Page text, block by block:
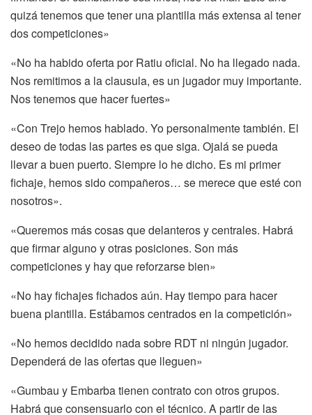
quizá tenemos que tener una plantilla más extensa al tener
dos competiciones»
«No ha habido oferta por Ratiu oficial. No ha llegado nada.
Nos remitimos a la clausula, es un jugador muy importante.
Nos tenemos que hacer fuertes»
«Con Trejo hemos hablado. Yo personalmente también. El
deseo de todas las partes es que siga. Ojalá se pueda
llevar a buen puerto. Siempre lo he dicho. Es mi primer
fichaje, hemos sido compañeros… se merece que esté con
nosotros».
«Queremos más cosas que delanteros y centrales. Habrá
que firmar alguno y otras posiciones. Son más
competiciones y hay que reforzarse bien»
«No hay fichajes fichados aún. Hay tiempo para hacer
buena plantilla. Estábamos centrados en la competición»
«No hemos decidido nada sobre RDT ni ningún jugador.
Dependerá de las ofertas que lleguen»
«Gumbau y Embarba tienen contrato con otros grupos.
Habrá que consensuarlo con el técnico. A partir de las